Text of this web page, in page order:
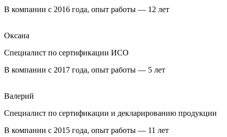
В компании с 2016 года, опыт работы — 12 лет
Оксана
Специалист по сертификации ИСО
В компании с 2017 года, опыт работы — 5 лет
Валерий
Специалист по сертификации и декларированию продукции
В компании с 2015 года, опыт работы — 11 лет